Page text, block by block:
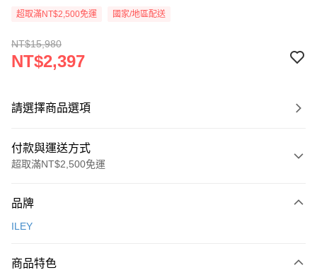
超取滿NT$2,500免運 國家/地區配送
NT$15,980
NT$2,397
請選擇商品選項
付款與運送方式
超取滿NT$2,500免運
信用卡一次付款
3 期 0 利率 每期
品牌
ILEY
商品特色